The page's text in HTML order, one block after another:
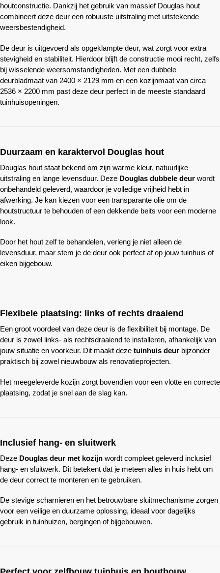
houtconstructie. Dankzij het gebruik van massief Douglas hout
combineert deze deur een robuuste uitstraling met uitstekende
weersbestendigheid.
De deur is uitgevoerd als opgeklampte deur, wat zorgt voor extra
stevigheid en stabiliteit. Hierdoor blijft de constructie mooi recht, zelfs
bij wisselende weersomstandigheden. Met een dubbele
deurbladmaat van 2400 × 2129 mm en een kozijnmaat van circa
2536 × 2200 mm past deze deur perfect in de meeste standaard
tuinhuisopeningen.
Duurzaam en karaktervol Douglas hout
Douglas hout staat bekend om zijn warme kleur, natuurlijke
uitstraling en lange levensduur. Deze Douglas dubbele deur wordt
onbehandeld geleverd, waardoor je volledige vrijheid hebt in
afwerking. Je kan kiezen voor een transparante olie om de
houtstructuur te behouden of een dekkende beits voor een moderne
look.
Door het hout zelf te behandelen, verleng je niet alleen de
levensduur, maar stem je de deur ook perfect af op jouw tuinhuis of
eiken bijgebouw.
Flexibele plaatsing: links of rechts draaiend
Een groot voordeel van deze deur is de flexibiliteit bij montage. De
deur is zowel links- als rechtsdraaiend te installeren, afhankelijk van
jouw situatie en voorkeur. Dit maakt deze tuinhuis deur bijzonder
praktisch bij zowel nieuwbouw als renovatieprojecten.
Het meegeleverde kozijn zorgt bovendien voor een vlotte en correcte
plaatsing, zodat je snel aan de slag kan.
Inclusief hang- en sluitwerk
Deze Douglas deur met kozijn wordt compleet geleverd inclusief
hang- en sluitwerk. Dit betekent dat je meteen alles in huis hebt om
de deur correct te monteren en te gebruiken.
De stevige scharnieren en het betrouwbare sluitmechanisme zorgen
voor een veilige en duurzame oplossing, ideaal voor dagelijks
gebruik in tuinhuizen, bergingen of bijgebouwen.